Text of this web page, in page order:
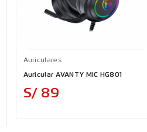
Auriculares
Auricular AVANTY MIC HG801
S/ 89